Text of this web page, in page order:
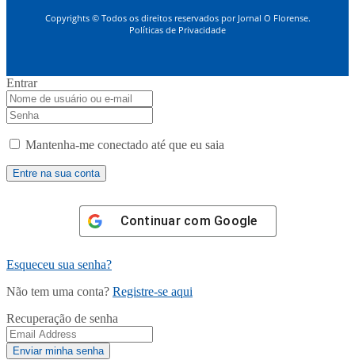
Copyrights © Todos os direitos reservados por Jornal O Florense.
Políticas de Privacidade
Entrar
Mantenha-me conectado até que eu saia
Continuar com Google
Esqueceu sua senha?
Não tem uma conta? Registre-se aqui
Recuperação de senha